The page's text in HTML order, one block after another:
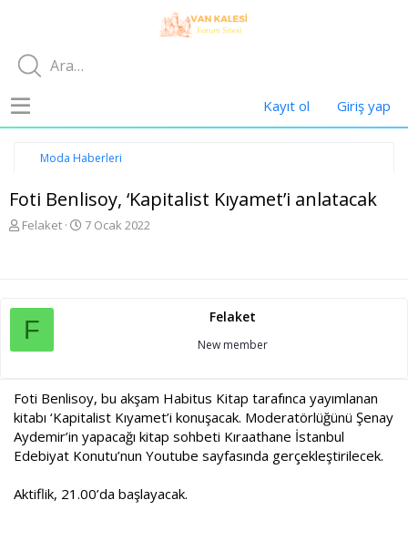
Kayıt ol Giriş yap
Moda Haberleri
Foti Benlisoy, ‘Kapitalist Kıyamet’i anlatacak
K
u
b
a
ş
t
a
n
Felaket
B
r
i
h
i
7 Ocak 2022
F Felaket
New member
Foti Benlisoy, bu akşam Habitus Kitap tarafınca yayımlanan
kitabı ‘Kapitalist Kıyamet’i konuşacak. Moderatörlüğünü Şenay
Aydemir’in yapacağı kitap sohbeti Kıraathane İstanbul
Edebiyat Konutu’nun Youtube sayfasında gerçekleştirilecek.
Aktiflik, 21.00’da başlayacak.